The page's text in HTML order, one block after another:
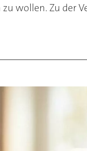
wollen. Zu der